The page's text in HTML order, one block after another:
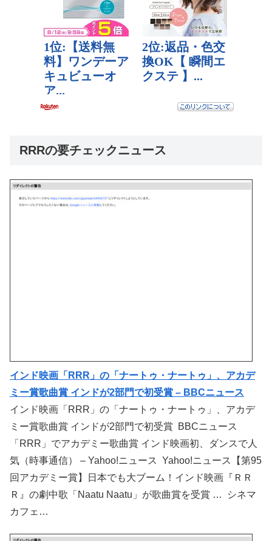
RRRの要チェックニュース
インド映画「RRR」の「ナートゥ・ナートゥ」、アカデ
ミー賞歌曲賞 インドが2部門で初受賞 – BBCニュース
インド映画「RRR」の「ナートゥ・ナートゥ」、アカデ
ミー賞歌曲賞 インドが2部門で初受賞 BBCニュース
「RRR」でアカデミー歌曲賞 インド映画初、ダンスで人
気（時事通信） – Yahoo!ニュース Yahoo!ニュース【第95
回アカデミー賞】日本でも大ブーム！インド映画『ＲＲ
Ｒ』の劇中歌「Naatu Naatu」が歌曲賞を受賞 … シネマ
カフェ…